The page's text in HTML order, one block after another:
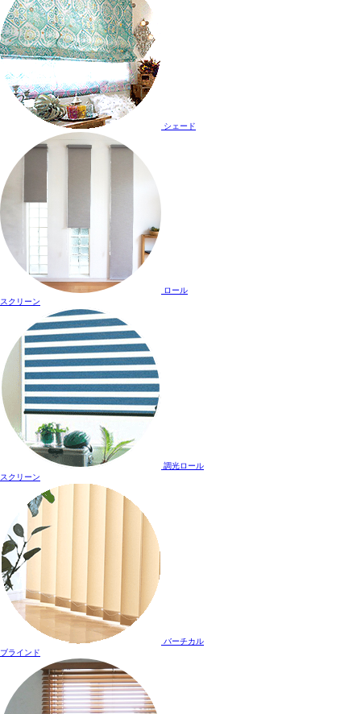
シェード
ロール
スクリーン
調光ロール
スクリーン
バーチカル
ブラインド